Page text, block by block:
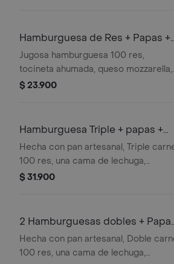
artesanal, acompañada de papas a la
francesa, salsas de la casa y Coca
Cola.
Hamburguesa de Res + Papas +
Quatro
Jugosa hamburguesa 100 res,
tocineta ahumada, queso mozzarella,
queso cheddar, queso parmesano,
artesanal, acompañada de papas a la
francesa, salsas de la casa y Quatro.
$ 23.900
Hamburguesa Triple + papas +
coca cola
Hecha con pan artesanal, Triple
100 res, una cama de lechuga,
tomate, cebolla caramelizada,
$ 31.900
2 Hamburguesas dobles +
+ 2 Quatro
Hecha con pan artesanal, Doble
100 res, una cama de lechuga,